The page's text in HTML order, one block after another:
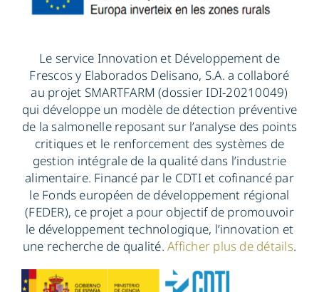
Le service Innovation et Développement de
Frescos y Elaborados Delisano, S.A. a collaboré
au projet SMARTFARM (dossier IDI-20210049)
qui développe un modèle de détection préventive
de la salmonelle reposant sur l’analyse des points
critiques et le renforcement des systèmes de
gestion intégrale de la qualité dans l’industrie
alimentaire. Financé par le CDTI et cofinancé par
le Fonds européen de développement régional
(FEDER), ce projet a pour objectif de promouvoir
le développement technologique, l’innovation et
une recherche de qualité.Afficher plus de détails.